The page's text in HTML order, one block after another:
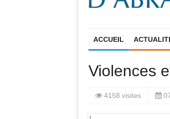
ACCUEIL
Violences
4158 visites